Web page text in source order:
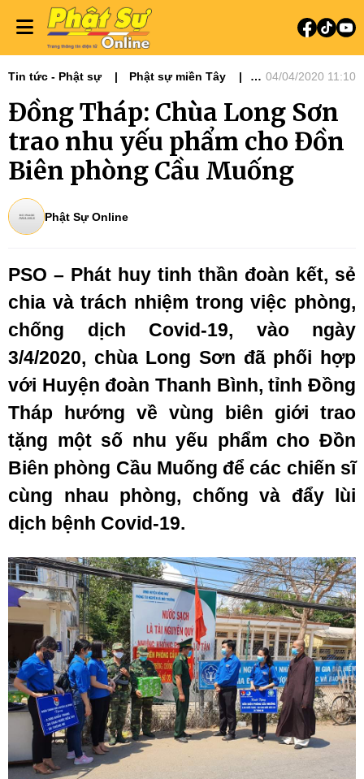
Tin tức - Phật sự
Phật sự miền Tây
04/04/2020 11:10
Đồng Tháp: Chùa Long Sơn
trao nhu yếu phẩm cho Đồn
Biên phòng Cầu Muống
Phật Sự Online
PSO – Phát huy tinh thần đoàn kết, sẻ
chia và trách nhiệm trong việc phòng,
chống dịch Covid-19, vào ngày
3/4/2020, chùa Long Sơn đã phối hợp
với Huyện đoàn Thanh Bình, tỉnh Đồng
Tháp hướng về vùng biên giới trao
tặng một số nhu yếu phẩm cho Đồn
Biên phòng Cầu Muống để các chiến sĩ
cùng nhau phòng, chống và đẩy lùi
dịch bệnh Covid-19.